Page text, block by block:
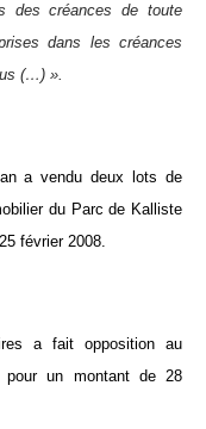
des créances de toute
dans les créances
(…) ».
a vendu deux lots de
du Parc de Kalliste
février 2008.
a fait opposition au
un montant de 28